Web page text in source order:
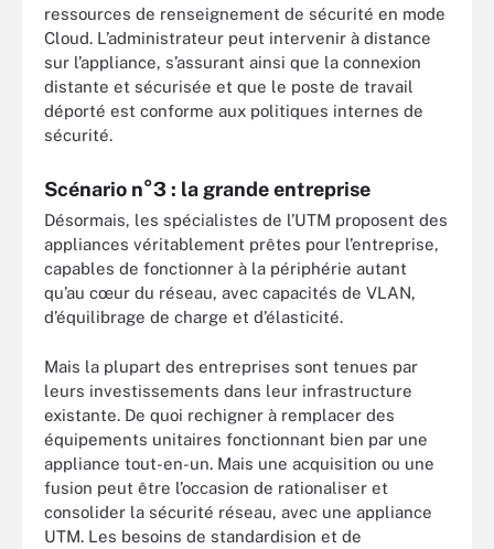
ressources de renseignement de sécurité en mode
Cloud. L’administrateur peut intervenir à distance
sur l’appliance, s’assurant ainsi que la connexion
distante et sécurisée et que le poste de travail
déporté est conforme aux politiques internes de
sécurité.
Scénario n°3 : la grande entreprise
Désormais, les spécialistes de l’UTM proposent des
appliances véritablement prêtes pour l’entreprise,
capables de fonctionner à la périphérie autant
qu’au cœur du réseau, avec capacités de VLAN,
d’équilibrage de charge et d’élasticité.
Mais la plupart des entreprises sont tenues par
leurs investissements dans leur infrastructure
existante. De quoi rechigner à remplacer des
équipements unitaires fonctionnant bien par une
appliance tout-en-un. Mais une acquisition ou une
fusion peut être l’occasion de rationaliser et
consolider la sécurité réseau, avec une appliance
UTM. Les besoins de standardision et de